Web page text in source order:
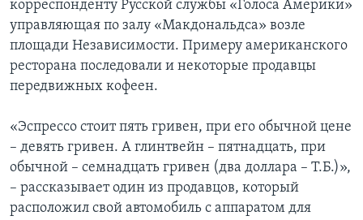
корреспонденту Русской службы «Голоса Америки»
управляющая по залу «Макдональдса» возле
площади Независимости. Примеру американского
ресторана последовали и некоторые продавцы
передвижных кофеен.
«Эспрессо стоит пять гривен, при его обычной цене
– девять гривен. А глинтвейн – пятнадцать, при
обычной – семнадцать гривен (два доллара – Т.Б.)»,
– рассказывает один из продавцов, который
расположил свой автомобиль с аппаратом для